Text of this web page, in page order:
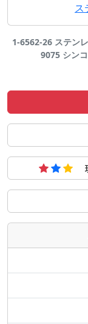
ス
1-6562-26 ステン
9075 シン